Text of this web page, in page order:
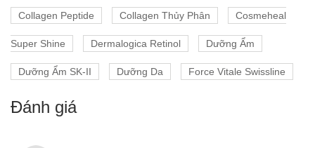
Collagen Peptide Collagen Thủy Phân Cosmeheal
Super Shine Dermalogica Retinol Dưỡng Ẩm
Dưỡng Ẩm SK-II Dưỡng Da Force Vitale Swissline
Đánh giá